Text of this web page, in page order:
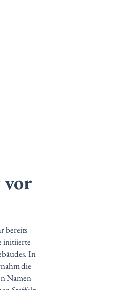
bereits
initiierte
In
die
Namen